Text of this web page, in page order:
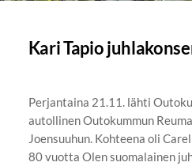
Kari Tapio
Perjantaina 21.11. lähti
autollinen Outokummun
Joensuuhun. Kohteena oli
80 vuotta Olen suomalainen